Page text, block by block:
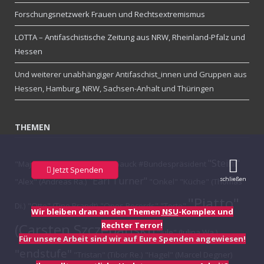
Forschungsnetzwerk Frauen und Rechtsextremismus
LOTTA – Antifaschistische Zeitung aus NRW, Rheinland-Pfalz und
Hessen
Und weiterer unabhängiger Antifaschist_innen und Gruppen aus
Hessen, Hamburg, NRW, Sachsen-Anhalt und Thüringen
THEMEN
"Major Williams""Schubi"#Gauck #Bundespräsident "Steini"
"Alex" (Andreas Ra.)"Earl Turner" "Küche" (Thomas
"Otto" (Tino Brandt)"Opos Records""Torte""Piatto"
(Carsten Szczepanski)"Jule" (Julina Wa.)
schließen
Jetzt Spenden
Wir bleiben dran an den Themen NSU-Komplex und
Rechter Terror!
Für unsere Arbeit sind wir auf Eure Spenden angewiesen!